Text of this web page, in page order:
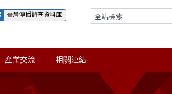
臺灣傳播調查資料庫
產業交流 相關連結